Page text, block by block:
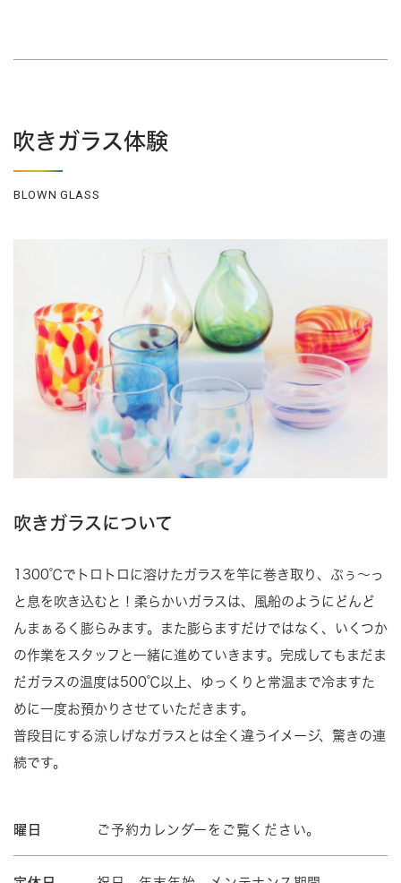
吹きガラス体験
BLOWN GLASS
吹きガラスについて
1300℃でトロトロに溶けたガラスを竿に巻き取り、ぷぅ～っ
と息を吹き込むと！柔らかいガラスは、風船のようにどんど
んまぁるく膨らみます。また膨らますだけではなく、いくつか
の作業をスタッフと一緒に進めていきます。完成してもまだま
だガラスの温度は500℃以上、ゆっくりと常温まで冷ますた
めに一度お預かりさせていただきます。
普段目にする涼しげなガラスとは全く違うイメージ、驚きの連
続です。
曜日 ご予約カレンダーをご覧ください。